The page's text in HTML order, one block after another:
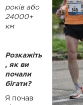
років або
24000+
км
Розкажіть
, як ви
почали
бігати?
Я почав